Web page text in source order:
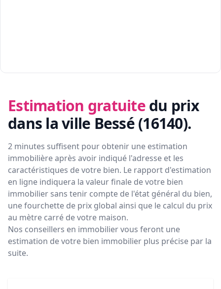
Estimation gratuite du prix
dans la ville Bessé (16140).
2 minutes suffisent pour obtenir une estimation
immobilière après avoir indiqué l'adresse et les
caractéristiques de votre bien. Le rapport d'estimation
en ligne indiquera la valeur finale de votre bien
immobilier sans tenir compte de l'état général du bien,
une fourchette de prix global ainsi que le calcul du prix
au mètre carré de votre maison.
Nos conseillers en immobilier vous feront une
estimation de votre bien immobilier plus précise par la
suite.